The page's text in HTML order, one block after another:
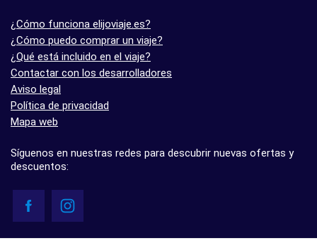
¿Cómo funciona elijoviaje.es?
¿Cómo puedo comprar un viaje?
¿Qué está incluido en el viaje?
Contactar con los desarrolladores
Aviso legal
Política de privacidad
Mapa web
Síguenos en nuestras redes para descubrir nuevas ofertas y
descuentos: